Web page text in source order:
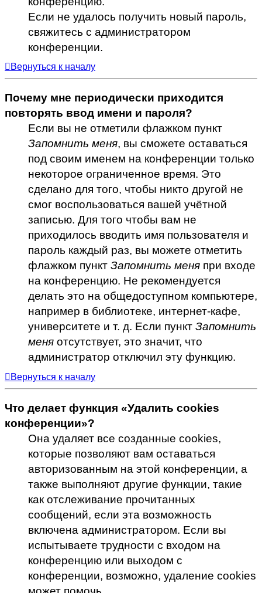
Если не удалось получить новый пароль,
свяжитесь с администратором
конференции.
Вернуться к началу
Почему мне периодически приходится
повторять ввод имени и пароля?
Если вы не отметили флажком пункт
Запомнить меня, вы сможете оставаться
под своим именем на конференции только
некоторое ограниченное время. Это
сделано для того, чтобы никто другой не
смог воспользоваться вашей учётной
записью. Для того чтобы вам не
приходилось вводить имя пользователя и
пароль каждый раз, вы можете отметить
флажком пункт Запомнить меня при входе
на конференцию. Не рекомендуется
делать это на общедоступном компьютере,
например в библиотеке, интернет-кафе,
университете и т. д. Если пункт Запомнить
меня отсутствует, это значит, что
администратор отключил эту функцию.
Вернуться к началу
Что делает функция «Удалить cookies
конференции»?
Она удаляет все созданные cookies,
которые позволяют вам оставаться
авторизованным на этой конференции, а
также выполняют другие функции, такие
как отслеживание прочитанных
сообщений, если эта возможность
включена администратором. Если вы
испытываете трудности с входом на
конференцию или выходом с
конференции, возможно, удаление cookies